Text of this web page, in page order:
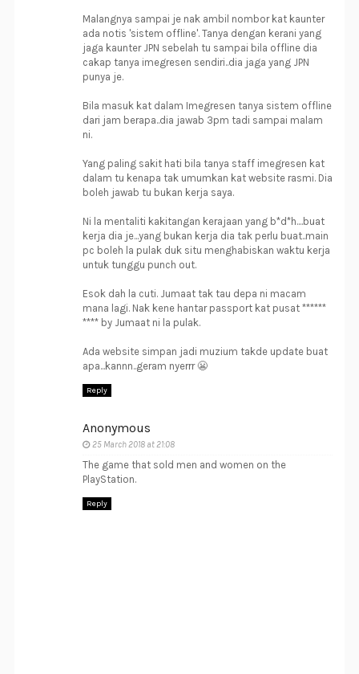
Malangnya sampai je nak ambil nombor kat kaunter
ada notis 'sistem offline'. Tanya dengan kerani yang
jaga kaunter JPN sebelah tu sampai bila offline dia
cakap tanya imegresen sendiri..dia jaga yang JPN
punya je.
Bila masuk kat dalam Imegresen tanya sistem offline
dari jam berapa..dia jawab 3pm tadi sampai malam
ni.
Yang paling sakit hati bila tanya staff imegresen kat
dalam tu kenapa tak umumkan kat website rasmi. Dia
boleh jawab tu bukan kerja saya.
Ni la mentaliti kakitangan kerajaan yang b*d*h....buat
kerja dia je...yang bukan kerja dia tak perlu buat..main
pc boleh la pulak duk situ menghabiskan waktu kerja
untuk tunggu punch out.
Esok dah la cuti. Jumaat tak tau depa ni macam
mana lagi. Nak kene hantar passport kat pusat ******
**** by Jumaat ni la pulak.
Ada website simpan jadi muzium takde update buat
apa...kannn..geram nyerrr 😬
Reply
Anonymous
25 March 2018 at 21:08
The game that sold men and women on the
PlayStation.
Reply